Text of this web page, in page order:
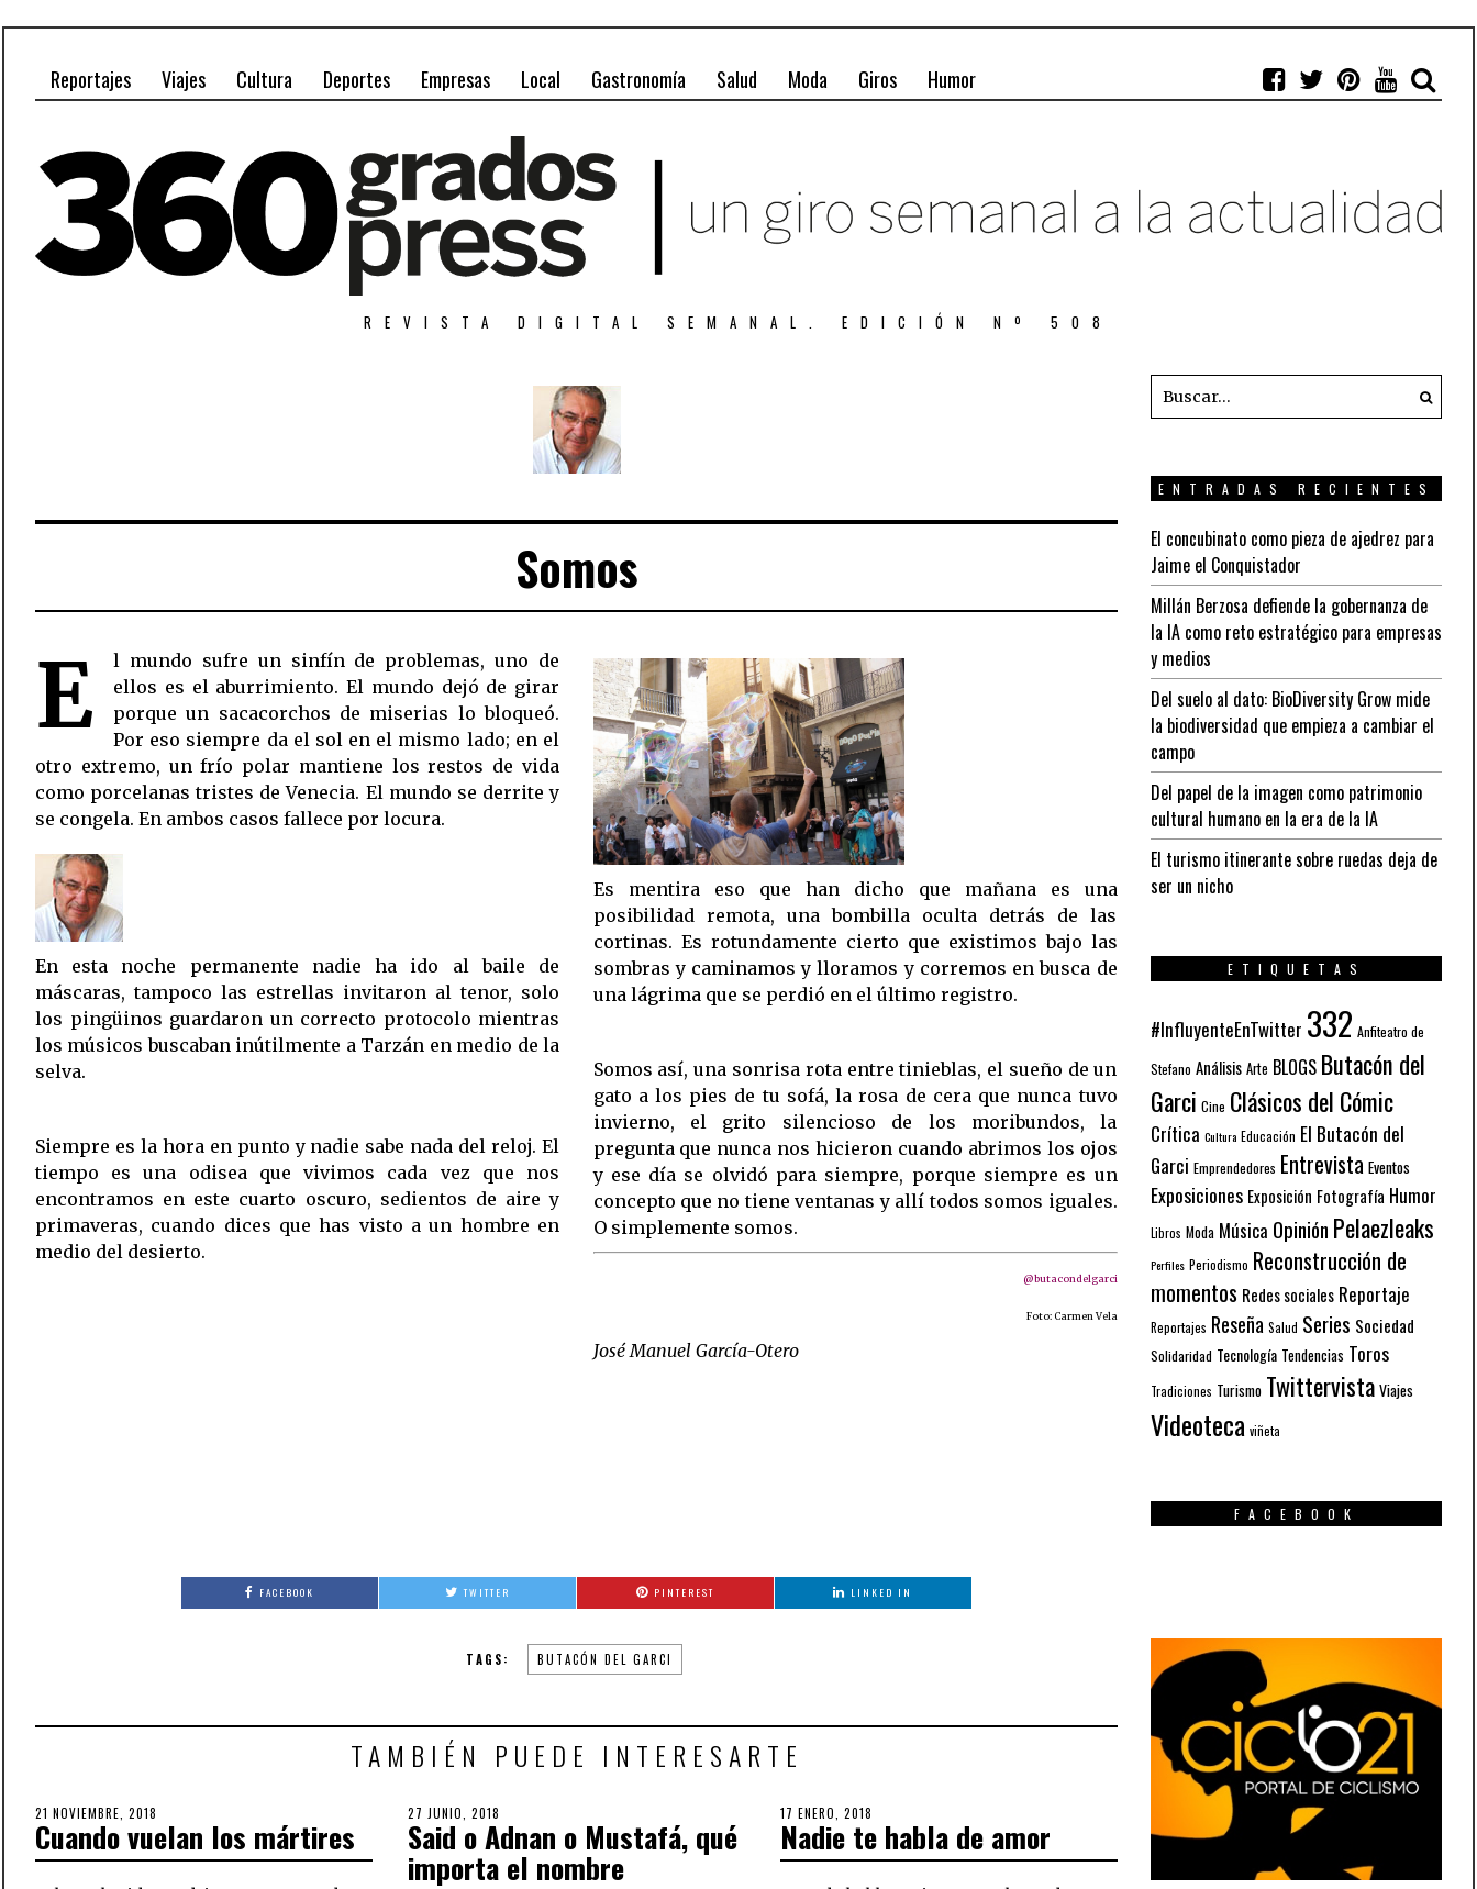
Reportajes Viajes Cultura Deportes Empresas Local Gastronomía Salud Moda Giros Humor
REVISTA DIGITAL SEMANAL. EDICIÓN Nº 508
Somos
E
l mundo sufre un sinfín de problemas, uno de
ellos es el aburrimiento. El mundo dejó de girar
porque un sacacorchos de miserias lo bloqueó.
Por eso siempre da el sol en el mismo lado; en el
otro extremo, un frío polar mantiene los restos de vida
como porcelanas tristes de Venecia. El mundo se derrite y
se congela. En ambos casos fallece por locura.
En esta noche permanente nadie ha ido al baile de
máscaras, tampoco las estrellas invitaron al tenor, solo
los pingüinos guardaron un correcto protocolo mientras
los músicos buscaban inútilmente a Tarzán en medio de la
selva.
Siempre es la hora en punto y nadie sabe nada del reloj. El
tiempo es una odisea que vivimos cada vez que nos
encontramos en este cuarto oscuro, sedientos de aire y
primaveras, cuando dices que has visto a un hombre en
medio del desierto.
Es mentira eso que han dicho que mañana es una
posibilidad remota, una bombilla oculta detrás de las
cortinas. Es rotundamente cierto que existimos bajo las
sombras y caminamos y lloramos y corremos en busca de
una lágrima que se perdió en el último registro.
Somos así, una sonrisa rota entre tinieblas, el sueño de un
gato a los pies de tu sofá, la rosa de cera que nunca tuvo
invierno, el grito silencioso de los moribundos, la
pregunta que nunca nos hicieron cuando abrimos los ojos
y ese día se olvidó para siempre, porque siempre es un
concepto que no tiene ventanas y allí todos somos iguales.
O simplemente somos.
@butacondelgarci
Foto: Carmen Vela
José Manuel García-Otero
FACEBOOK TWITTER PINTEREST LINKED IN
TAGS: BUTACÓN DEL GARCI
TAMBIÉN PUEDE INTERESARTE
POSTED
ON
21 NOVIEMBRE, 2018
NOVIEMBRE,
2018
Cuando vuelan los mártires
POSTED
ON
27 JUNIO, 2018
SEPTIEMBRE,
2018
Said o Adnan o Mustafá, qué
importa el nombre
POSTED
ON
17 ENERO, 2018
OCTUBRE,
2018
Nadie te habla de amor
ENTRADAS RECIENTES
El concubinato como pieza de ajedrez para
Jaime el Conquistador
Millán Berzosa defiende la gobernanza de
la IA como reto estratégico para empresas
y medios
Del suelo al dato: BioDiversity Grow mide
la biodiversidad que empieza a cambiar el
campo
Del papel de la imagen como patrimonio
cultural humano en la era de la IA
El turismo itinerante sobre ruedas deja de
ser un nicho
ETIQUETAS
#InfluyenteEnTwitter 332 Anfiteatro de
Stefano Análisis Arte BLOGS Butacón del
Garci Cine Clásicos del Cómic
Crítica Cultura Educación El Butacón del
Garci Emprendedores Entrevista Eventos
Exposiciones Exposición Fotografía Humor
Libros Moda Música Opinión Pelaezleaks
Perfiles Periodismo Reconstrucción de
momentos Redes sociales Reportaje
Reportajes Reseña Salud Series Sociedad
Solidaridad Tecnología Tendencias Toros
Tradiciones Turismo Twittervista Viajes
Videoteca viñeta
FACEBOOK